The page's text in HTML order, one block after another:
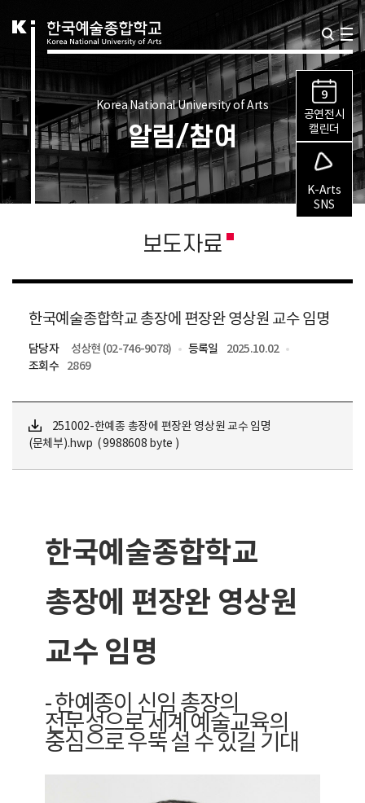
9
공연전시
캘린더
K-Arts
SNS
Korea National University of Arts
알림/참여
보도자료
한국예술종합학교 총장에 편장완 영상원 교수 임명
담당자 성상현 (02-746-9078) 등록일
2025.10.02
조회수
2869
251002-한예종 총장에 편장완 영상원 교수 임명
(문체부).hwp ( 9988608 byte )
한국예술종합학교
총장에 편장완 영상원
교수 임명
-한예종이 신임 총장의
전문성으로 세계 예술교육의
중심으로 우뚝 설 수 있길 기대